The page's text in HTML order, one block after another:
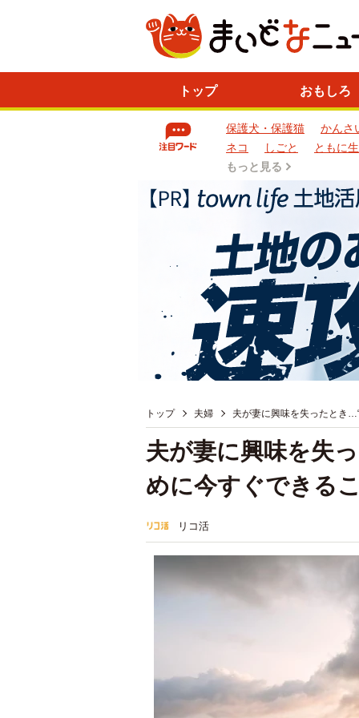
トップ おもしろ
保護犬・保護猫
かんさ
ネコ
しごと
ともに
もっと見る
トップ 夫婦 夫が妻に興味を失ったとき
夫が妻に興味を失
めに今すぐできる
リコ活